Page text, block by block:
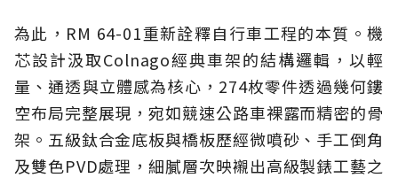
為此，RM 64-01重新詮釋自行車工程的本質。機
芯設計汲取Colnago經典車架的結構邏輯，以輕
量、通透與立體感為核心，274枚零件透過幾何鏤
空布局完整展現，宛如競速公路車裸露而精密的骨
架。五級鈦合金底板與橋板歷經微噴砂、手工倒角
及雙色PVD處理，細膩層次映襯出高級製錶工藝之